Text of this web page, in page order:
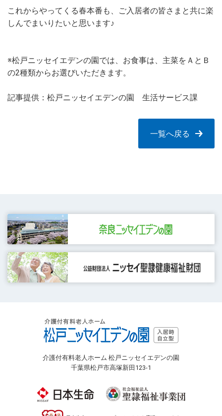
これからやってくる春本番も、ご入居者の皆さまと共に楽
しんでまいりたいと思います♪
※松戸ニッセイエデンの園では、お食事は、主菜をＡとＢ
の2種類からお選びいただきます。
記事提供：松戸ニッセイエデンの園 生活サービス課
一覧へ戻る
介護付有料老人ホーム 松戸ニッセイエデンの園
千葉県松戸市高塚新田123-1